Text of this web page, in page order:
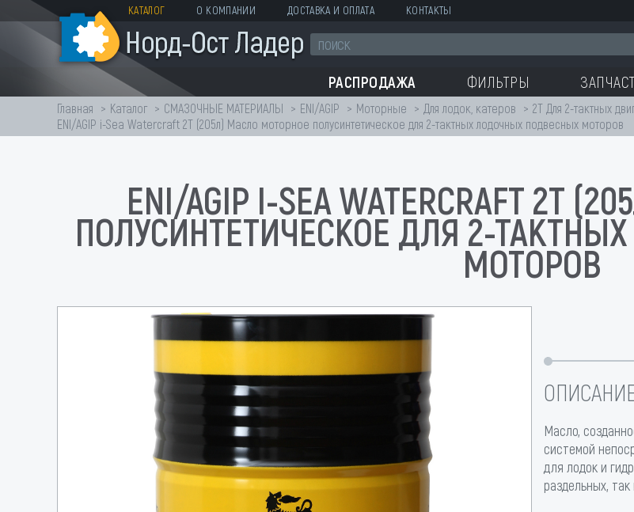
КАТАЛОГ О КОМПАНИИ ДОСТАВКА И ОПЛАТА КОНТАКТЫ
РАСПРОДАЖА ФИЛЬТРЫ
Главная Каталог СМАЗОЧНЫЕ МАТЕРИАЛЫ ENI/AGIP Моторные Для лодок, катеров 2T Для 2-тактных
ENI/AGIP i-Sea Watercraft 2T (205л) Масло моторное полусинтетическое для 2-тактных лодочных подвесных моторов
ENI/AGIP I-SEA WATERCRAFT 2T
ПОЛУСИНТЕТИЧЕСКОЕ ДЛЯ 2-
МОТОРОВ
Масло,
системой
для лодок и
раздельных,